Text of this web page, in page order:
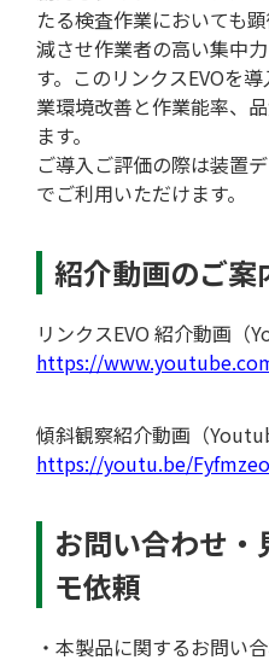
ツー
取
たる検査作業においても
減させ作業者の高い集中
す。このリンクスEVOを
業環境改善と作業能率、
ます。
ご導入ご評価の際は装置
でご利用いただけます。
紹介動画のご案
リンクスEVO 紹介動画（
https://
傾斜観察紹介動画（
https://youtu.be/
お問い合わせ
モ依頼
・本製品に関するお問い